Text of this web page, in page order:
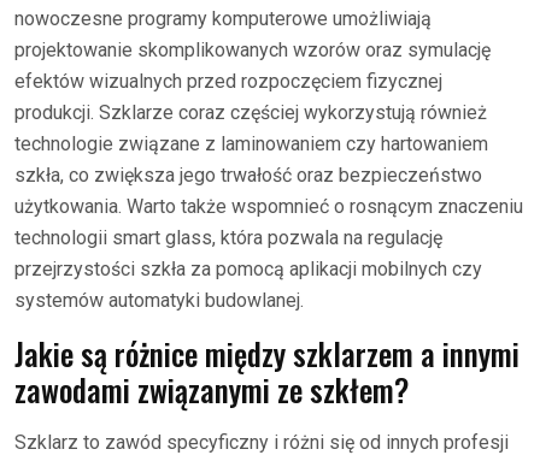
nowoczesne programy komputerowe umożliwiają
projektowanie skomplikowanych wzorów oraz symulację
efektów wizualnych przed rozpoczęciem fizycznej
produkcji. Szklarze coraz częściej wykorzystują również
technologie związane z laminowaniem czy hartowaniem
szkła, co zwiększa jego trwałość oraz bezpieczeństwo
użytkowania. Warto także wspomnieć o rosnącym znaczeniu
technologii smart glass, która pozwala na regulację
przejrzystości szkła za pomocą aplikacji mobilnych czy
systemów automatyki budowlanej.
Jakie są różnice między szklarzem a innymi
zawodami związanymi ze szkłem?
Szklarz to zawód specyficzny i różni się od innych profesji